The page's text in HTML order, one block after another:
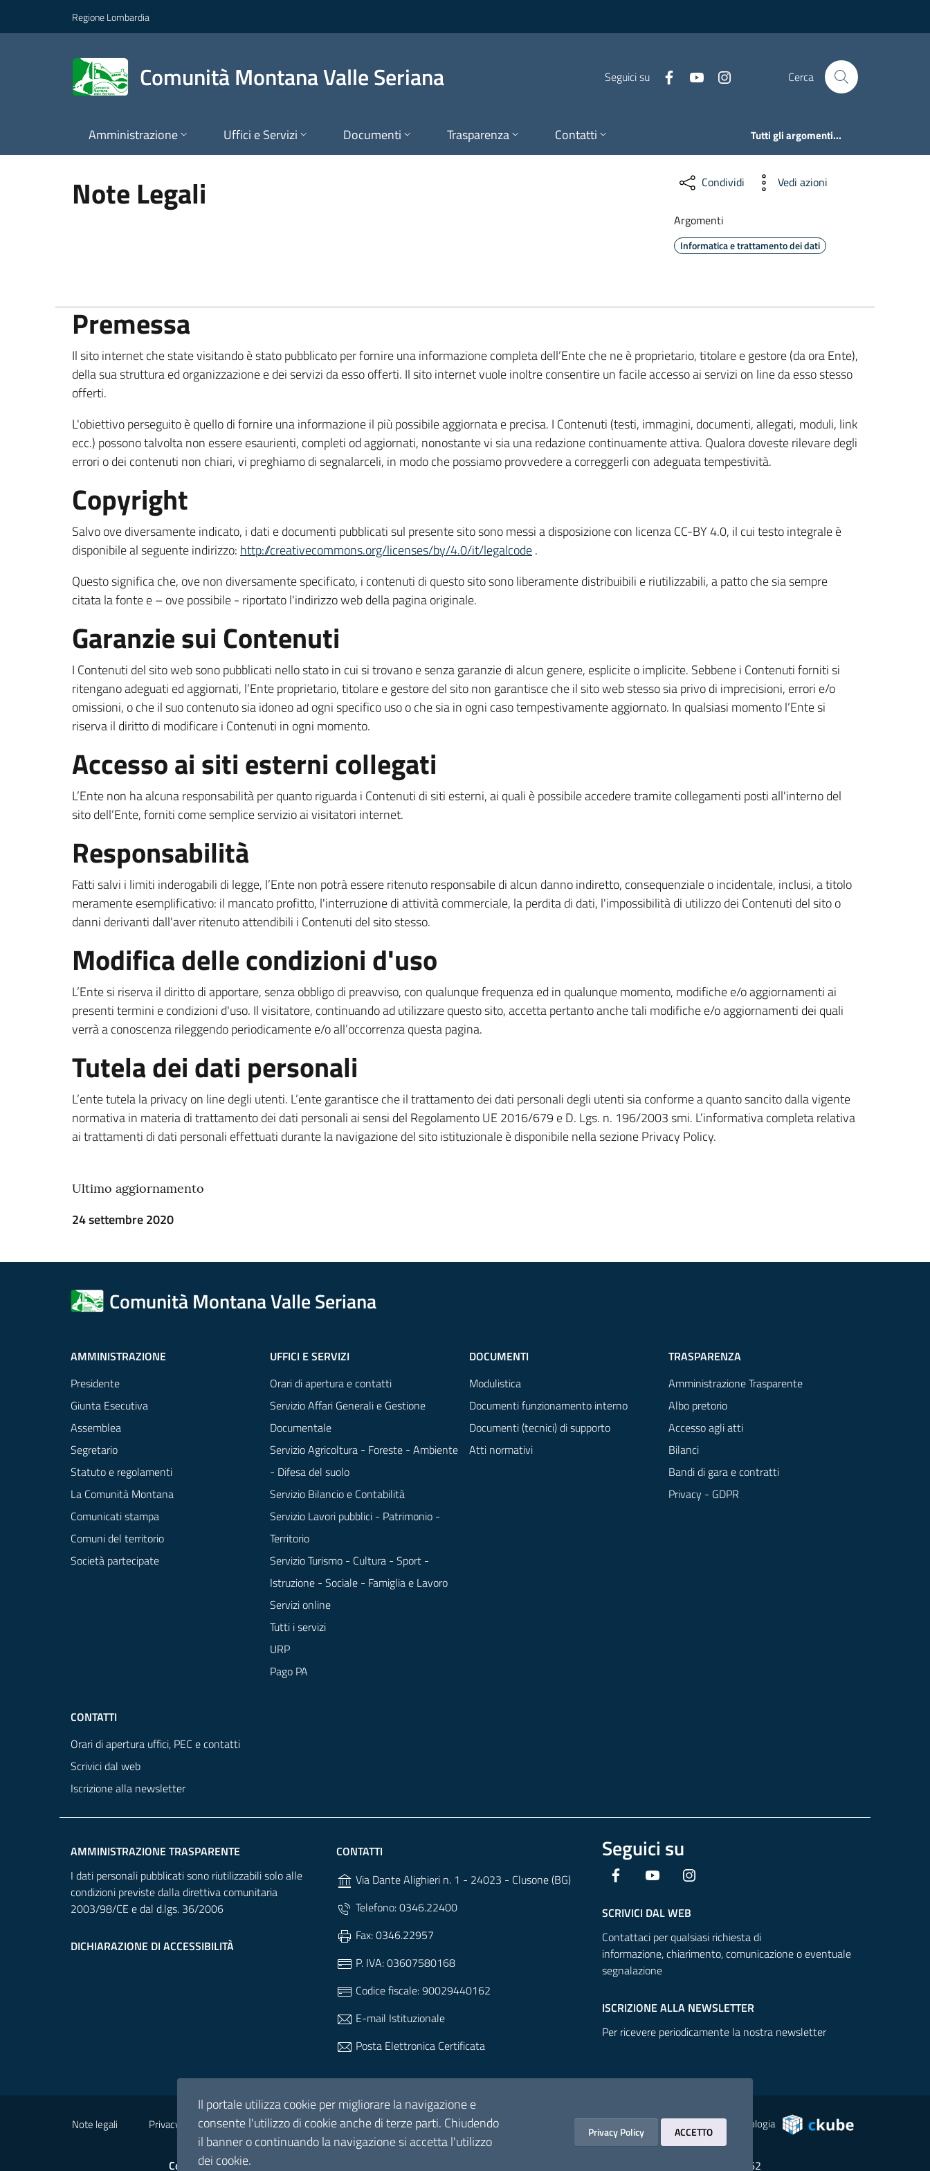
Vai al contenuto principale
Comunità Montana Valle Seriana
Regione Lombardia
Comunità Montana Valle Seriana Seguici su Cerca
Amministrazione Uffici e Servizi Documenti Trasparenza Contatti Tutti gli argomenti...
Note Legali Condividi Vedi azioni
Argomenti
Informatica e trattamento dei dati
Premessa
Il sito internet che state visitando è stato pubblicato per fornire una informazione completa dell’Ente che ne è proprietario, titolare e gestore (da ora Ente),
della sua struttura ed organizzazione e dei servizi da esso offerti. Il sito internet vuole inoltre consentire un facile accesso ai servizi on line da esso stesso
offerti.
L'obiettivo perseguito è quello di fornire una informazione il più possibile aggiornata e precisa. I Contenuti (testi, immagini, documenti, allegati, moduli, link
ecc.) possono talvolta non essere esaurienti, completi od aggiornati, nonostante vi sia una redazione continuamente attiva. Qualora doveste rilevare degli
errori o dei contenuti non chiari, vi preghiamo di segnalarceli, in modo che possiamo provvedere a correggerli con adeguata tempestività.
Copyright
Salvo ove diversamente indicato, i dati e documenti pubblicati sul presente sito sono messi a disposizione con licenza CC-BY 4.0, il cui testo integrale è
disponibile al seguente indirizzo: http://creativecommons.org/licenses/by/4.0/it/legalcode.
Questo significa che, ove non diversamente specificato, i contenuti di questo sito sono liberamente distribuibili e riutilizzabili, a patto che sia sempre
citata la fonte e – ove possibile - riportato l'indirizzo web della pagina originale.
Garanzie sui Contenuti
I Contenuti del sito web sono pubblicati nello stato in cui si trovano e senza garanzie di alcun genere, esplicite o implicite. Sebbene i Contenuti forniti si
ritengano adeguati ed aggiornati, l’Ente proprietario, titolare e gestore del sito non garantisce che il sito web stesso sia privo di imprecisioni, errori e/o
omissioni, o che il suo contenuto sia idoneo ad ogni specifico uso o che sia in ogni caso tempestivamente aggiornato. In qualsiasi momento l’Ente si
riserva il diritto di modificare i Contenuti in ogni momento.
Accesso ai siti esterni collegati
L’Ente non ha alcuna responsabilità per quanto riguarda i Contenuti di siti esterni, ai quali è possibile accedere tramite collegamenti posti all'interno del
sito dell’Ente, forniti come semplice servizio ai visitatori internet.
Responsabilità
Fatti salvi i limiti inderogabili di legge, l’Ente non potrà essere ritenuto responsabile di alcun danno indiretto, consequenziale o incidentale, inclusi, a titolo
meramente esemplificativo: il mancato profitto, l'interruzione di attività commerciale, la perdita di dati, l'impossibilità di utilizzo dei Contenuti del sito o
danni derivanti dall'aver ritenuto attendibili i Contenuti del sito stesso.
Modifica delle condizioni d'uso
L’Ente si riserva il diritto di apportare, senza obbligo di preavviso, con qualunque frequenza ed in qualunque momento, modifiche e/o aggiornamenti ai
presenti termini e condizioni d'uso. Il visitatore, continuando ad utilizzare questo sito, accetta pertanto anche tali modifiche e/o aggiornamenti dei quali
verrà a conoscenza rileggendo periodicamente e/o all’occorrenza questa pagina.
Tutela dei dati personali
L’ente tutela la privacy on line degli utenti. L’ente garantisce che il trattamento dei dati personali degli utenti sia conforme a quanto sancito dalla vigente
normativa in materia di trattamento dei dati personali ai sensi del Regolamento UE 2016/679 e D. Lgs. n. 196/2003 smi. L’informativa completa relativa
ai trattamenti di dati personali effettuati durante la navigazione del sito istituzionale è disponibile nella sezione Privacy Policy.
Ultimo aggiornamento
24 settembre 2020
Comunità Montana Valle Seriana
AMMINISTRAZIONE
Presidente
Giunta Esecutiva
Assemblea
Segretario
Statuto e regolamenti
La Comunità Montana
Comunicati stampa
Comuni del territorio
Società partecipate
UFFICI E SERVIZI
Orari di apertura e contatti
Servizio Affari Generali e Gestione
Documentale
Servizio Agricoltura - Foreste - Ambiente
- Difesa del suolo
Servizio Bilancio e Contabilità
Servizio Lavori pubblici - Patrimonio -
Territorio
Servizio Turismo - Cultura - Sport -
Istruzione - Sociale - Famiglia e Lavoro
Servizi online
Tutti i servizi
URP
Pago PA
DOCUMENTI
Modulistica
Documenti funzionamento interno
Documenti (tecnici) di supporto
Atti normativi
TRASPARENZA
Amministrazione Trasparente
Albo pretorio
Accesso agli atti
Bilanci
Bandi di gara e contratti
Privacy - GDPR
CONTATTI
Orari di apertura uffici, PEC e contatti
Scrivici dal web
Iscrizione alla newsletter
AMMINISTRAZIONE TRASPARENTE
I dati personali pubblicati sono riutilizzabili solo alle
condizioni previste dalla direttiva comunitaria
2003/98/CE e dal d.lgs. 36/2006
DICHIARAZIONE DI ACCESSIBILITÀ
CONTATTI
Via Dante Alighieri n. 1 - 24023 - Clusone (BG)
Telefono: 0346.22400
Fax: 0346.22957
P. IVA: 03607580168
Codice fiscale: 90029440162
E-mail Istituzionale
Posta Elettronica Certificata
Seguici su
Facebook YouTube
SCRIVICI DAL WEB
Contattaci per qualsiasi richiesta di
informazione, chiarimento, comunicazione o eventuale
segnalazione
ISCRIZIONE ALLA NEWSLETTER
Per ricevere periodicamente la nostra newsletter
Note legali Privacy policy Piattaforma realizzata su tecnologia
Comunità Montana Valle Seriana - Via Dante Alighieri n. 1 - 24023 - Clusone (BG) - P.IVA: 03607580168 - C.F.: 90029440162
Il portale utilizza cookie per migliorare la navigazione e
consente l'utilizzo di cookie anche di terze parti. Chiudendo
il banner o continuando la navigazione si accetta l'utilizzo
dei cookie.
Privacy Policy ACCETTO